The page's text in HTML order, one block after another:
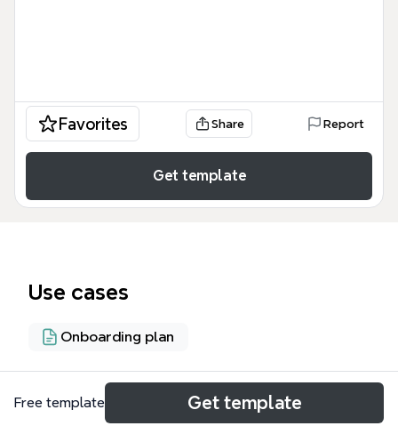
Favorites Share Report
Get template
Use cases
Onboarding plan
About
Free template Get template